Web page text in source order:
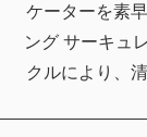
ケーターを素
ング サーキュ
クルにより、